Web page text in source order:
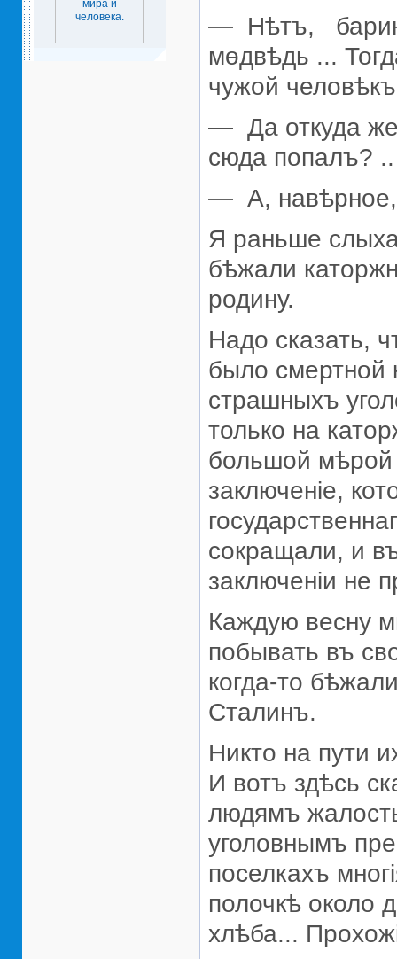
— Нѣтъ,
мөдвѣдь ...
чужой
— Да откуда же
сюда попалъ? ..
— А, навѣрное,
Я раньше
бѣжали
родину.
Надо сказать,
было смертной
страшныхъ
только на
большой мѣрой
заключенiе,
сокращали, и
заключенiи не
Каждую весну
побывать въ
когда-то
Сталинъ.
Никто на пути
И вотъ здѣсь
людямъ
уголовнымъ
поселкахъ
полочкѣ около
хлѣба...